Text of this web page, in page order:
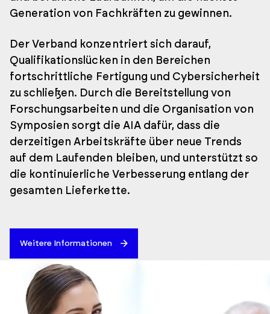
Generation von Fachkräften zu gewinnen.
Der Verband konzentriert sich darauf,
Qualifikationslücken in den Bereichen
fortschrittliche Fertigung und Cybersicherheit
zu schließen. Durch die Bereitstellung von
Forschungsarbeiten und die Organisation von
Symposien sorgt die AIA dafür, dass die
derzeitigen Arbeitskräfte über neue Trends
auf dem Laufenden bleiben, und unterstützt so
die kontinuierliche Verbesserung entlang der
gesamten Lieferkette.
Weitere Informationen